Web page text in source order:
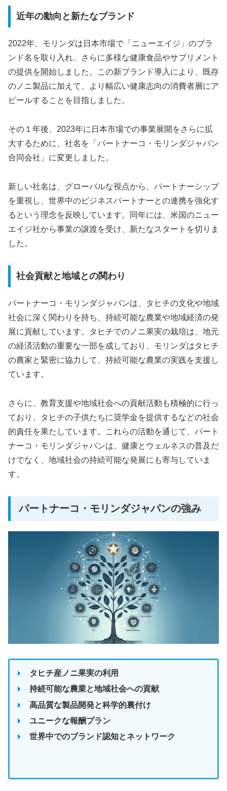
近年の動向と新たなブランド
2022年、モリンダは日本市場で「ニューエイジ」のブラ
ンド名を取り入れ、さらに多様な健康食品やサプリメント
の提供を開始しました。この新ブランド導入により、既存
のノニ製品に加えて、より幅広い健康志向の消費者層にア
ピールすることを目指しました。
その１年後、2023年に日本市場での事業展開をさらに拡
大するために、社名を「パートナーコ・モリンダジャパン
合同会社」に変更しました。
新しい社名は、グローバルな視点から、パートナーシップ
を重視し、世界中のビジネスパートナーとの連携を強化す
るという理念を反映しています。同年には、米国のニュー
エイジ社から事業の譲渡を受け、新たなスタートを切りま
した。
社会貢献と地域との関わり
パートナーコ・モリンダジャパンは、タヒチの文化や地域
社会に深く関わりを持ち、持続可能な農業や地域経済の発
展に貢献しています。タヒチでのノニ果実の栽培は、地元
の経済活動の重要な一部を成しており、モリンダはタヒチ
の農家と緊密に協力して、持続可能な農業の実践を支援し
ています。
さらに、教育支援や地域社会への貢献活動も積極的に行っ
ており、タヒチの子供たちに奨学金を提供するなどの社会
的責任を果たしています。これらの活動を通じて、パート
ナーコ・モリンダジャパンは、健康とウェルネスの普及だ
けでなく、地域社会の持続可能な発展にも寄与していま
す。
パートナーコ・モリンダジャパンの強み
タヒチ産ノニ果実の利用
持続可能な農業と地域社会への貢献
高品質な製品開発と科学的裏付け
ユニークな報酬プラン
世界中でのブランド認知とネットワーク